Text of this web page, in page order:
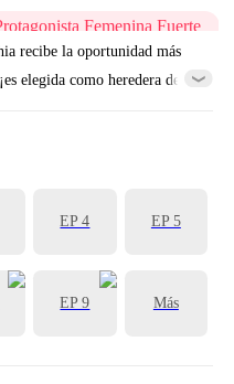
Femenina Fuerte
recibe la oportunidad más
elegida como heredera de la
duras pruebas.
EP 4 EP 5
EP 9 Más